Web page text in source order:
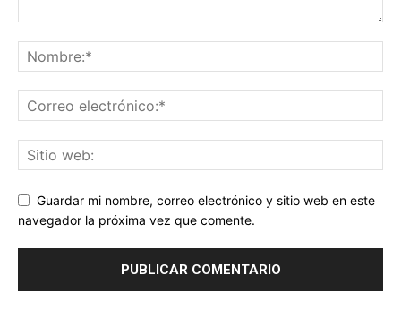
Guardar mi nombre, correo electrónico y sitio web en este
navegador la próxima vez que comente.